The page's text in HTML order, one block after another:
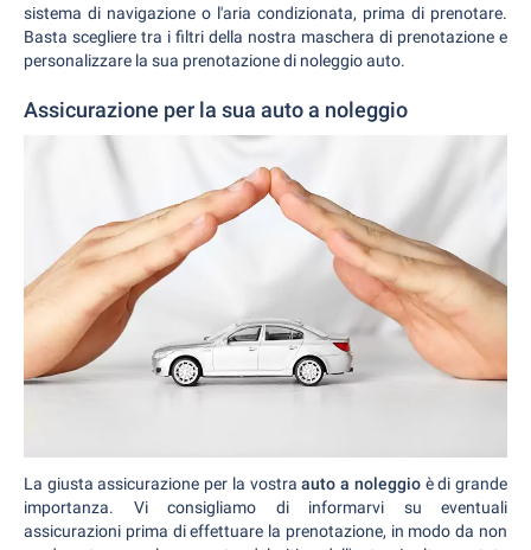
sistema di navigazione o l'aria condizionata, prima di prenotare.
Basta scegliere tra i filtri della nostra maschera di prenotazione e
personalizzare la sua prenotazione di noleggio auto.
Assicurazione per la sua auto a noleggio
La giusta assicurazione per la vostraauto a noleggioè di grande
importanza. Vi consigliamo di informarvi su eventuali
assicurazioni prima di effettuare la prenotazione, in modo da non